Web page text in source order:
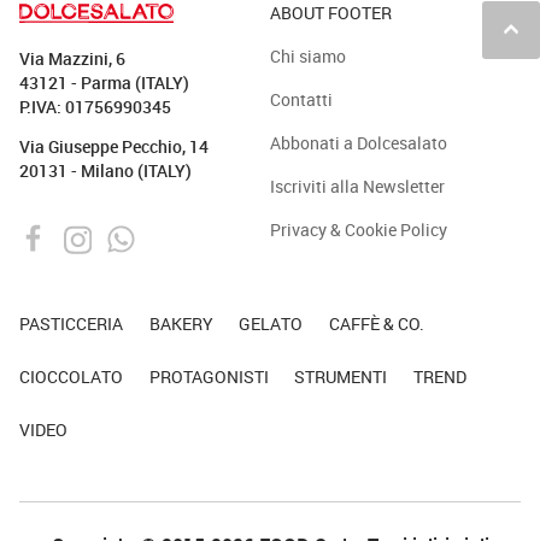
keyboard_arrow_up
Via Mazzini, 6
43121 - Parma (ITALY)
P.IVA: 01756990345
Via Giuseppe Pecchio, 14
20131 - Milano (ITALY)
ABOUT FOOTER
Chi siamo
Contatti
Abbonati a Dolcesalato
Iscriviti alla Newsletter
Privacy & Cookie Policy
PASTICCERIA BAKERY GELATO CAFFÈ & CO.
CIOCCOLATO PROTAGONISTI STRUMENTI TREND
VIDEO